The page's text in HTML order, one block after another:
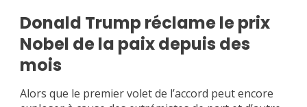
Donald Trump réclame le prix
Nobel de la paix depuis des
mois
Alors que le premier volet de l’accord peut encore